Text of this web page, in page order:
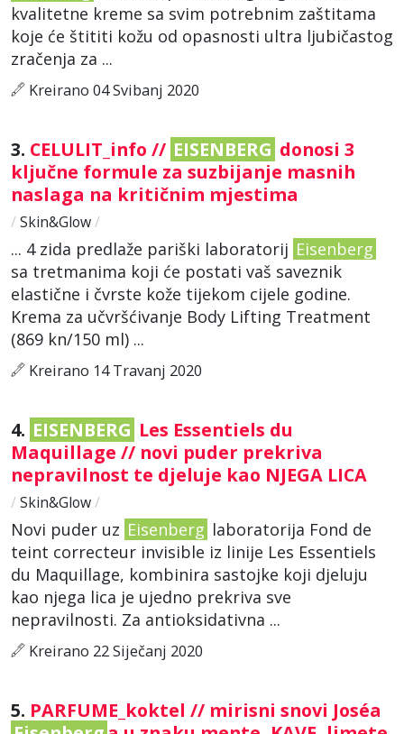
kvalitetne kreme sa svim potrebnim zaštitama
koje će štititi kožu od opasnosti ultra ljubičastog
zračenja za ...
Kreirano 04 Svibanj 2020
3. CELULIT_info // EISENBERG donosi 3
ključne formule za suzbijanje masnih
naslaga na kritičnim mjestima
/ Skin&Glow/
... 4 zida predlaže pariški laboratorij Eisenberg
sa tretmanima koji će postati vaš saveznik
elastične i čvrste kože tijekom cijele godine.
Krema za učvršćivanje Body Lifting Treatment
(869 kn/150 ml) ...
Kreirano 14 Travanj 2020
4. EISENBERG Les Essentiels du
Maquillage // novi puder prekriva
nepravilnost te djeluje kao NJEGA LICA
/ Skin&Glow/
Novi puder uz Eisenberg laboratorija Fond de
teint correcteur invisible iz linije Les Essentiels
du Maquillage, kombinira sastojke koji djeluju
kao njega lica je ujedno prekriva sve
nepravilnosti. Za antioksidativna ...
Kreirano 22 Siječanj 2020
5. PARFUME_koktel // mirisni snovi Joséa